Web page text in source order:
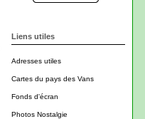
Liens utiles
Adresses utiles
Cartes du pays des Vans
Fonds d'écran
Photos Nostalgie